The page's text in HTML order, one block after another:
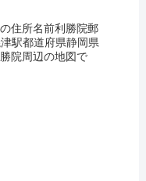
住所名前利勝院郵
駅都道府県静岡県
院周辺の地図で